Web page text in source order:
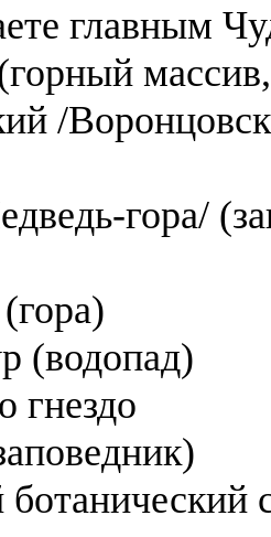
главным
/
гора/
(водопад)
гнездо